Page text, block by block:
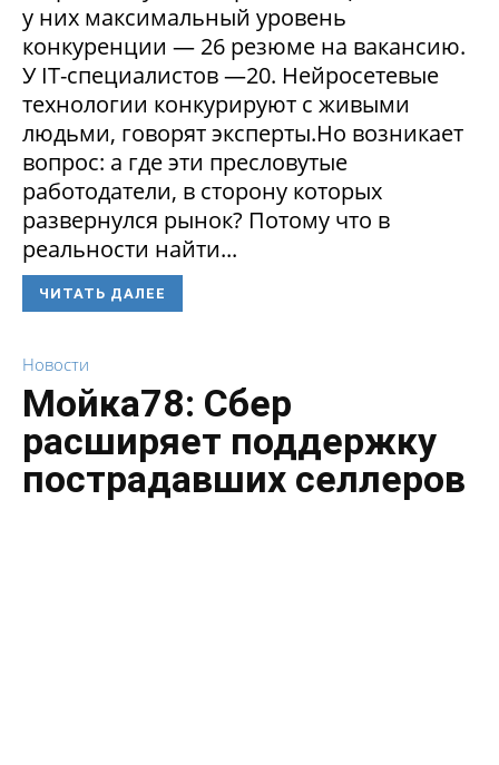
у них максимальный уровень
конкуренции — 26 резюме на вакансию.
У IT-специалистов —20. Нейросетевые
технологии конкурируют с живыми
людьми, говорят эксперты.Но возникает
вопрос: а где эти пресловутые
работодатели, в сторону которых
развернулся рынок? Потому что в
реальности найти...
ЧИТАТЬ ДАЛЕЕ
Новости
Мойка78: Сбер
расширяет поддержку
пострадавших селлеров